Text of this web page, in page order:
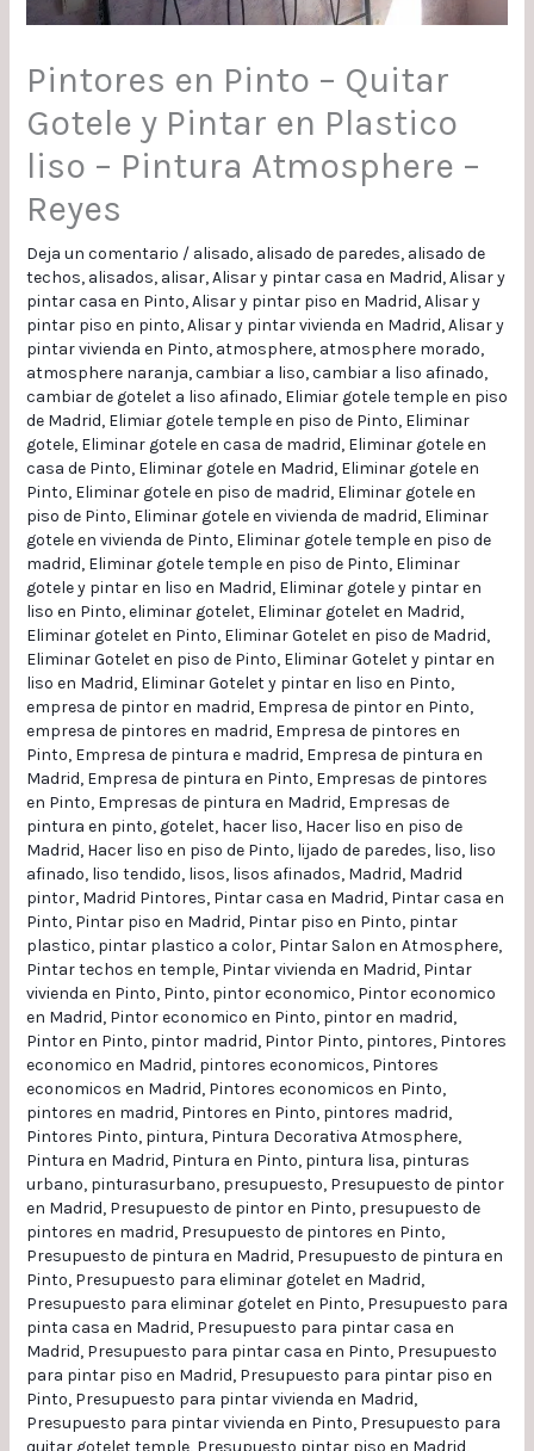
Pintores en Pinto – Quitar
Gotele y Pintar en Plastico
liso – Pintura Atmosphere –
Reyes
Deja un comentario / alisado, alisado de paredes, alisado de
techos, alisados, alisar,Alisar y pintar casa en Madrid,Alisar y
pintar casa en Pinto,Alisar y pintar piso en Madrid,Alisar y
pintar piso en pinto,Alisar y pintar vivienda en Madrid,Alisar y
pintar vivienda en Pinto, atmosphere, atmosphere morado,
atmosphere naranja,cambiar a liso,cambiar a liso afinado,
cambiar de gotelet a liso afinado, Elimiar gotele temple en piso
de Madrid, Elimiar gotele temple en piso de Pinto, Eliminar
gotele, Eliminar gotele en casa de madrid, Eliminar gotele en
casa de Pinto, Eliminar gotele en Madrid, Eliminar gotele en
Pinto, Eliminar gotele en piso de madrid, Eliminar gotele en
piso de Pinto, Eliminar gotele en vivienda de madrid, Eliminar
gotele en vivienda de Pinto, Eliminar gotele temple en piso de
madrid, Eliminar gotele temple en piso de Pinto, Eliminar
gotele y pintar en liso en Madrid, Eliminar gotele y pintar en
liso en Pinto,eliminar gotelet, Eliminar gotelet en Madrid,
Eliminar gotelet en Pinto, Eliminar Gotelet en piso de Madrid,
Eliminar Gotelet en piso de Pinto, Eliminar Gotelet y pintar en
liso en Madrid, Eliminar Gotelet y pintar en liso en Pinto,
empresa de pintor en madrid, Empresa de pintor en Pinto,
empresa de pintores en madrid, Empresa de pintores en
Pinto, Empresa de pintura e madrid, Empresa de pintura en
Madrid, Empresa de pintura en Pinto, Empresas de pintores
en Pinto, Empresas de pintura en Madrid, Empresas de
pintura en pinto, gotelet, hacer liso, Hacer liso en piso de
Madrid, Hacer liso en piso de Pinto, lijado de paredes, liso, liso
afinado, liso tendido, lisos, lisos afinados, Madrid, Madrid
pintor, Madrid Pintores, Pintar casa en Madrid, Pintar casa en
Pinto, Pintar piso en Madrid, Pintar piso en Pinto, pintar
plastico, pintar plastico a color, Pintar Salon en Atmosphere,
Pintar techos en temple, Pintar vivienda en Madrid, Pintar
vivienda en Pinto, Pinto, pintor economico, Pintor economico
en Madrid, Pintor economico en Pinto, pintor en madrid,
Pintor en Pinto, pintor madrid, Pintor Pinto, pintores, Pintores
economico en Madrid, pintores economicos, Pintores
economicos en Madrid, Pintores economicos en Pinto,
pintores en madrid, Pintores en Pinto, pintores madrid,
Pintores Pinto, pintura, Pintura Decorativa Atmosphere,
Pintura en Madrid, Pintura en Pinto, pintura lisa, pinturas
urbano, pinturasurbano, presupuesto, Presupuesto de pintor
en Madrid, Presupuesto de pintor en Pinto, presupuesto de
pintores en madrid, Presupuesto de pintores en Pinto,
Presupuesto de pintura en Madrid, Presupuesto de pintura en
Pinto, Presupuesto para eliminar gotelet en Madrid,
Presupuesto para eliminar gotelet en Pinto, Presupuesto para
pinta casa en Madrid, Presupuesto para pintar casa en
Madrid, Presupuesto para pintar casa en Pinto, Presupuesto
para pintar piso en Madrid, Presupuesto para pintar piso en
Pinto, Presupuesto para pintar vivienda en Madrid,
Presupuesto para pintar vivienda en Pinto, Presupuesto para
quitar gotelet temple, Presupuesto pintar piso en Madrid,